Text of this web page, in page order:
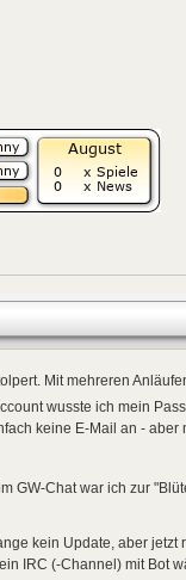
Mit mehreren
wusste ich mein
keine E-Mail an - aber
GW-Chat war ich zur
kein Update, aber jetzt
IRC (-Channel) mit Bot